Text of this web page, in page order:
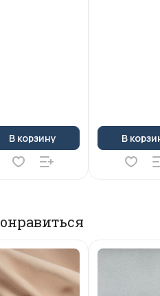
В корзину В